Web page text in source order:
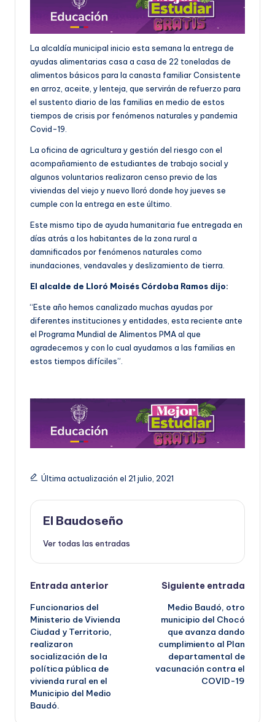
La alcaldía municipal inicio esta semana la entrega de
ayudas alimentarias casa a casa de 22 toneladas de
alimentos básicos para la canasta familiar Consistente
en arroz, aceite, y lenteja, que servirán de refuerzo para
el sustento diario de las familias en medio de estos
tiempos de crisis por fenómenos naturales y pandemia
Covid-19.
La oficina de agricultura y gestión del riesgo con el
acompañamiento de estudiantes de trabajo social y
algunos voluntarios realizaron censo previo de las
viviendas del viejo y nuevo lloró donde hoy jueves se
cumple con la entrega en este último.
Este mismo tipo de ayuda humanitaria fue entregada en
días atrás a los habitantes de la zona rural a
damnificados por fenómenos naturales como
inundaciones, vendavales y deslizamiento de tierra.
El alcalde de Lloró Moisés Córdoba Ramos dijo:
“Este año hemos canalizado muchas ayudas por
diferentes instituciones y entidades, esta reciente ante
el Programa Mundial de Alimentos PMA al que
agradecemos y con lo cual ayudamos a las familias en
estos tiempos difíciles”.
Última actualización el 21 julio, 2021
El Baudoseño
Ver todas las entradas
Navegación
de
entradas
Entrada anterior
Funcionarios del
Ministerio de Vivienda
Ciudad y Territorio,
realizaron
socialización de la
política pública de
vivienda rural en el
Municipio del Medio
Baudó.
Siguiente entrada
Medio Baudó, otro
municipio del Chocó
que avanza dando
cumplimiento al Plan
departamental de
vacunación contra el
COVID-19